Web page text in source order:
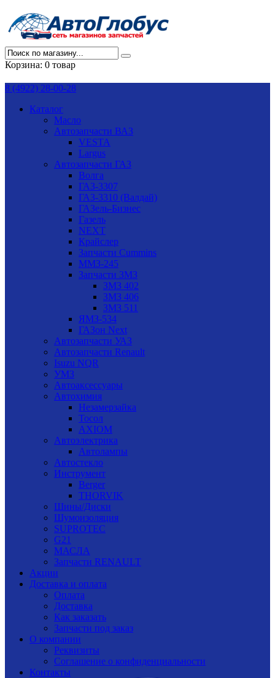
Корзина: 0 товар
8 (4922) 28-00-28
Каталог
Масло
Автозапчасти ВАЗ
VESTA
Largus
Автозапчасти ГАЗ
Волга
ГАЗ-3307
ГАЗ-3310 (Валдай)
ГАЗель-Бизнес
Газель
NEXT
Крайслер
Запчасти Cummins
ММЗ-245
Запчасти ЗМЗ
ЗМЗ 402
ЗМЗ 406
ЗМЗ 511
ЯМЗ-534
ГАЗон Next
Автозапчасти УАЗ
Автозапчасти Renault
Isuzu NQR
УМЗ
Автоаксессуары
Автохимия
Незамерзайка
Тосол
AXIOM
Автоэлектрика
Автолампы
Автостекло
Инструмент
Berger
THORVIK
Шины/Диски
Шумоизоляция
SUPROTEC
G21
МАСЛА
Запчасти RENAULT
Акции
Доставка и оплата
Оплата
Доставка
Как заказать
Запчасти под заказ
О компании
Реквизиты
Соглашение о конфиденциальности
Контакты